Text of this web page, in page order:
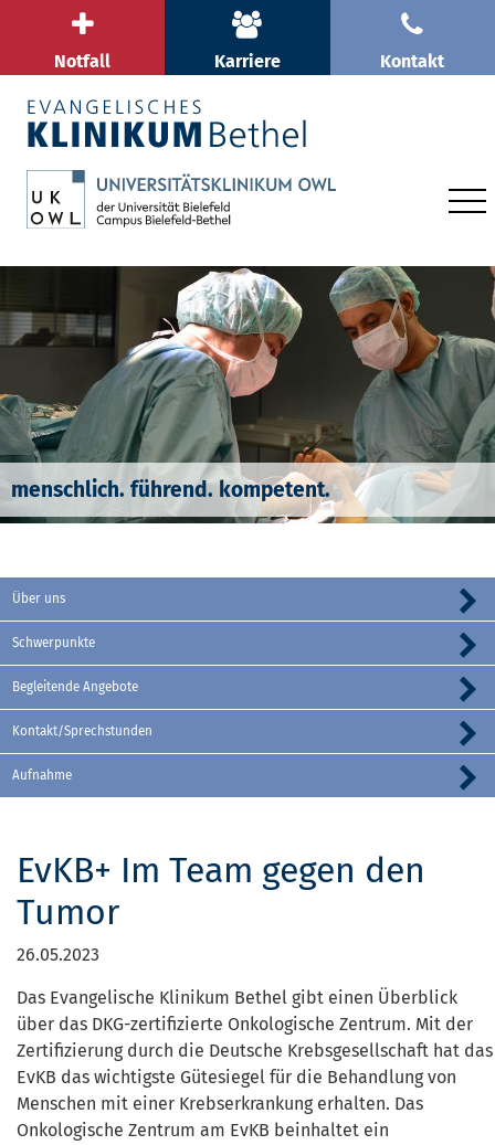
Notfall Karriere Kontakt
menschlich. führend. kompetent.
Über uns
Schwerpunkte
Begleitende Angebote
Kontakt/Sprechstunden
Aufnahme
EvKB+ Im Team gegen den
Tumor
26.05.2023
Das Evangelische Klinikum Bethel gibt einen Überblick
über das DKG-zertifizierte Onkologische Zentrum. Mit der
Zertifizierung durch die Deutsche Krebsgesellschaft hat das
EvKB das wichtigste Gütesiegel für die Behandlung von
Menschen mit einer Krebserkrankung erhalten. Das
Onkologische Zentrum am EvKB beinhaltet ein